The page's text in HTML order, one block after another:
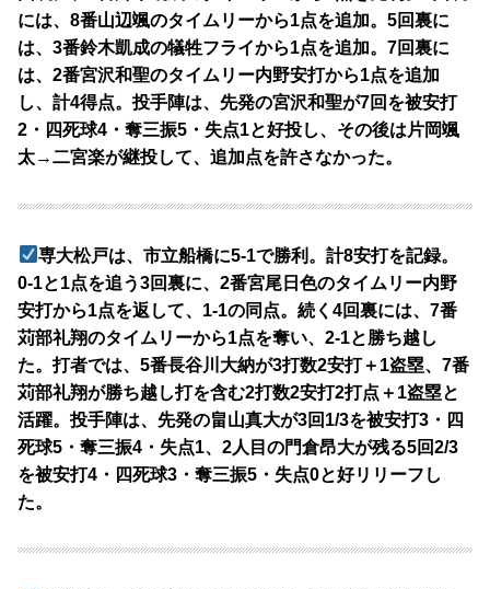
には、8番山辺颯のタイムリーから1点を追加。5回裏に
は、3番鈴木凱成の犠牲フライから1点を追加。7回裏に
は、2番宮沢和聖のタイムリー内野安打から1点を追加
し、計4得点。投手陣は、先発の宮沢和聖が7回を被安打
2・四死球4・奪三振5・失点1と好投し、その後は片岡颯
太→二宮楽が継投して、追加点を許さなかった。
専大松戸は、市立船橋に5-1で勝利。計8安打を記録。
0-1と1点を追う3回裏に、2番宮尾日色のタイムリー内野
安打から1点を返して、1-1の同点。続く4回裏には、7番
苅部礼翔のタイムリーから1点を奪い、2-1と勝ち越し
た。打者では、5番長谷川大納が3打数2安打＋1盗塁、7番
苅部礼翔が勝ち越し打を含む2打数2安打2打点＋1盗塁と
活躍。投手陣は、先発の畠山真大が3回1/3を被安打3・四
死球5・奪三振4・失点1、2人目の門倉昂大が残る5回2/3
を被安打4・四死球3・奪三振5・失点0と好リリーフし
た。